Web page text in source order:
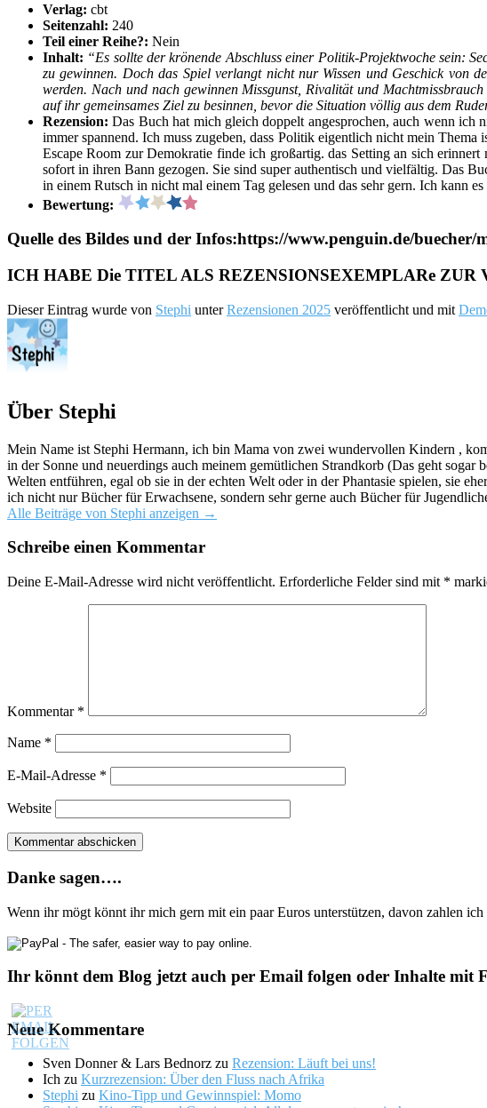
Verlag: cbt
Seitenzahl: 240
Teil einer Reihe?: Nein
Inhalt: “Es sollte der krönende Abschluss einer Politik-Projektwoche sein:
zu gewinnen. Doch das Spiel verlangt nicht nur Wissen und Geschick von
werden. Nach und nach gewinnen Missgunst, Rivalität und
auf ihr gemeinsames Ziel zu besinnen, bevor die Situation völlig aus dem
Rezension:Das Buch hat mich gleich doppelt angesprochen, auch wenn
immer spannend. Ich muss zugeben, dass Politik eigentlich nicht mein
Escape Room zur Demokratie finde ich großartig. das Setting an sich
sofort in ihren Bann gezogen. Sie sind super authentisch und vielfältig. Das
in einem Rutsch in nicht mal einem Tag gelesen und das sehr gern. Ich kann
Bewertung:
Quelle des Bildes und der Infos:https://www.penguin.de/buecher/
ICH HABE Die TITEL ALS REZENSIONSEXEMPLARe
Dieser Eintrag wurde von Stephi unterRezensionen 2025 veröffentlicht und mit
Über Stephi
Mein Name ist Stephi Hermann, ich bin Mama von zwei wundervollen Kindern ,
in der Sonne und neuerdings auch meinem gemütlichen Strandkorb (Das geht
Welten entführen, egal ob sie in der echten Welt oder in der Phantasie spielen, sie
ich nicht nur Bücher für Erwachsene, sondern sehr gerne auch Bücher für
Alle Beiträge von Stephi anzeigen →
Schreibe einen Kommentar
Deine E-Mail-Adresse wird nicht veröffentlicht. Erforderliche Felder sind mit *
Kommentar *
Name *
E-Mail-Adresse *
Website
Danke sagen….
Wenn ihr mögt könnt ihr mich gern mit ein paar Euros unterstützen, davon zahlen
Ihr könnt dem Blog jetzt auch per Email folgen oder Inhalte mit
Neue Kommentare
Sven Donner & Lars Bednorz zu Rezension: Läuft bei uns!
Ich zu Kurzrezension: Über den Fluss nach Afrika
Stephi zu Kino-Tipp und Gewinnspiel: Momo